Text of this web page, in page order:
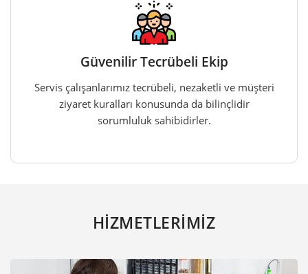
Güvenilir Tecrübeli Ekip
Servis çalışanlarımız tecrübeli, nezaketli ve müşteri
ziyaret kuralları konusunda da bilinçlidir
sorumluluk sahibidirler.
HİZMETLERİMİZ